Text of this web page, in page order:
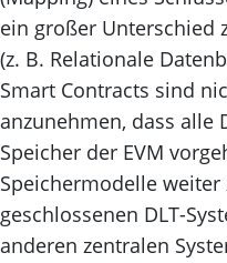
ein großer Unterschied
(z. B. Relationale
Smart Contracts sind
anzunehmen, dass alle
Speicher der EVM
Speichermodelle weiter
geschlossenen DLT-
anderen zentralen